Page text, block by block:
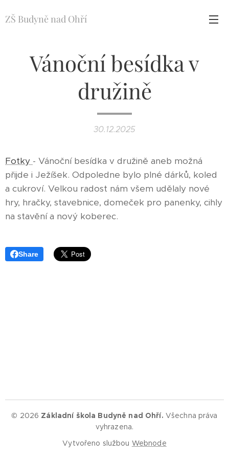
ZŠ Budyně nad Ohří
Vánoční besídka v
družině
30.12.2025
Fotky - Vánoční besídka v družině aneb možná
přijde i Ježíšek. Odpoledne bylo plné dárků, koled
a cukroví. Velkou radost nám všem udělaly nové
hry, hračky, stavebnice, domeček pro panenky, cihly
na stavění a nový koberec.
Share
© 2026 Základní škola Budyně nad Ohří. Všechna práva
vyhrazena.
Vytvořeno službou Webnode